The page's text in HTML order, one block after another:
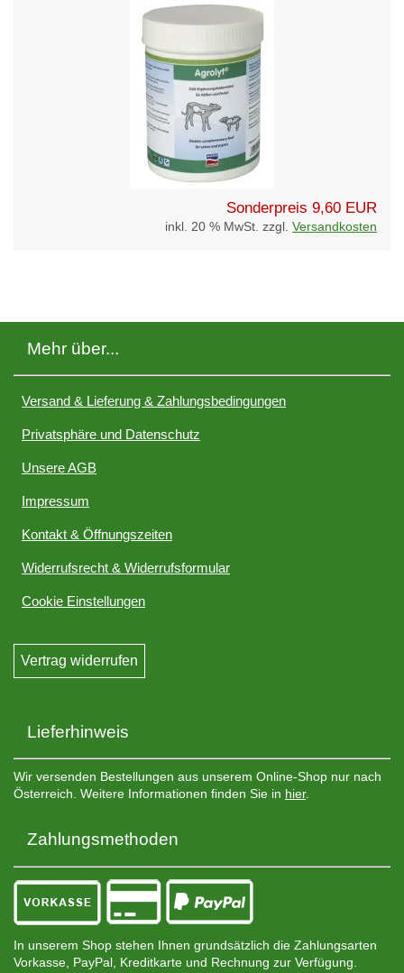
Sonderpreis 9,60 EUR
inkl. 20 % MwSt. zzgl. Versandkosten
Mehr über...
Versand & Lieferung & Zahlungsbedingungen
Privatsphäre und Datenschutz
Unsere AGB
Impressum
Kontakt & Öffnungszeiten
Widerrufsrecht & Widerrufsformular
Cookie Einstellungen
Vertrag widerrufen
Lieferhinweis
Wir versenden Bestellungen aus unserem Online-Shop nur nach
Österreich. Weitere Informationen finden Sie in hier.
Zahlungsmethoden
In unserem Shop stehen Ihnen grundsätzlich die Zahlungsarten
Vorkasse, PayPal, Kreditkarte und Rechnung zur Verfügung.